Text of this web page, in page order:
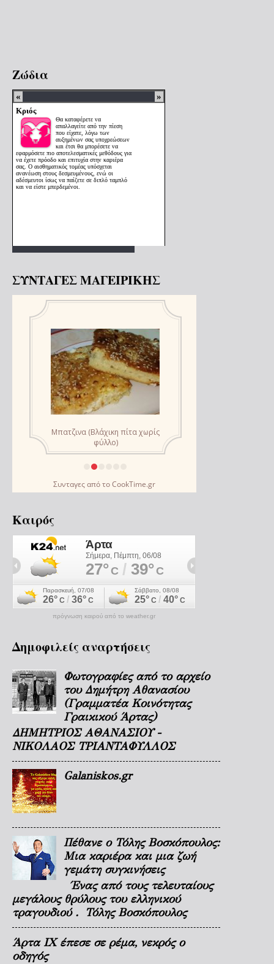
Ζώδια
ΣΥΝΤΑΓΕΣ ΜΑΓΕΙΡΙΚΗΣ
Συνταγεςαπό τοCookTime.gr
Καιρός
πρόγνωση καιρού από το weather.gr
Δημοφιλείς αναρτήσεις
Φωτογραφίες από το αρχείο
του Δημήτρη Αθανασίου
(Γραμματέα Κοινότητας
Γραικικού Άρτας)
ΔΗΜΗΤΡΙΟΣ ΑΘΑΝΑΣΙΟΥ -
ΝΙΚΟΛΑΟΣ ΤΡΙΑΝΤΑΦΥΛΛΟΣ
Galaniskos.gr
Πέθανε ο Τόλης Βοσκόπουλος:
Μια καριέρα και μια ζωή
γεμάτη συγκινήσεις
Ένας από τους τελευταίους
μεγάλους θρύλους του ελληνικού
τραγουδιού . Τόλης Βοσκόπουλος
Άρτα ΙΧ έπεσε σε ρέμα, νεκρός ο
οδηγός